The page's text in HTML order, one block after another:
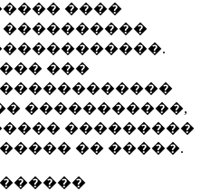
����
����������
���
�����������,
���������
�� �����.